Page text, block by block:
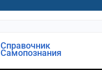
Справочник
Самопознания